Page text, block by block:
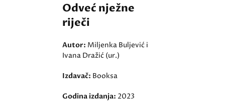
Odveć nježne
riječi
Autor: Miljenka Buljević i
Ivana Dražić (ur.)
Izdavač: Booksa
Godina izdanja: 2023